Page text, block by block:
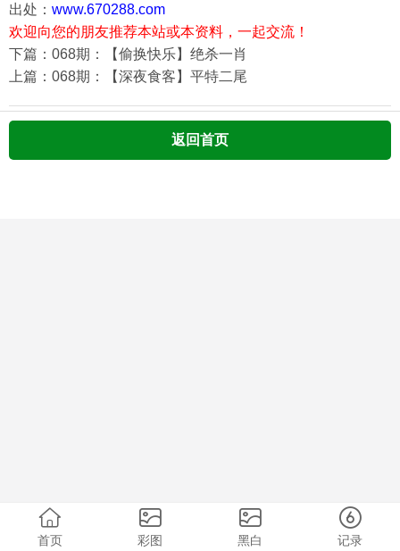
出处： www.670288.com
欢迎向您的朋友推荐本站或本资料，一起交流！
下篇：068期：【偷换快乐】绝杀一肖
上篇：068期：【深夜食客】平特二尾
返回首页
首页 彩图 黑白 记录